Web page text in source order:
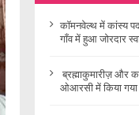
कॉमनवेल्थ में कांस्य
गाँव में हुआ जोरदार
ब्रह्माकुमारीज़ और
ओआरसी में किया गया